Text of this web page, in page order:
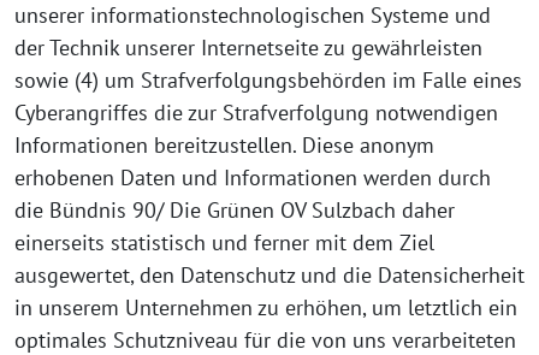
unserer informationstechnologischen Systeme und
der Technik unserer Internetseite zu gewährleisten
sowie (4) um Strafverfolgungsbehörden im Falle eines
Cyberangriffes die zur Strafverfolgung notwendigen
Informationen bereitzustellen. Diese anonym
erhobenen Daten und Informationen werden durch
die Bündnis 90/ Die Grünen OV Sulzbach daher
einerseits statistisch und ferner mit dem Ziel
ausgewertet, den Datenschutz und die Datensicherheit
in unserem Unternehmen zu erhöhen, um letztlich ein
optimales Schutzniveau für die von uns verarbeiteten